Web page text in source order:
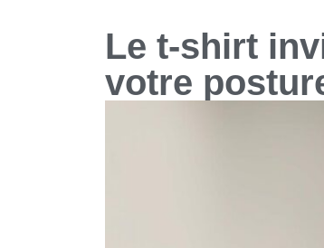
Le t-shirt
votre